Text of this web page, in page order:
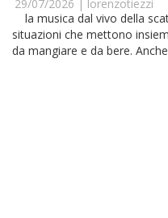
29/07/2026 | lorenzotiezzi
situazioni che mettono
da mangiare e da bere.